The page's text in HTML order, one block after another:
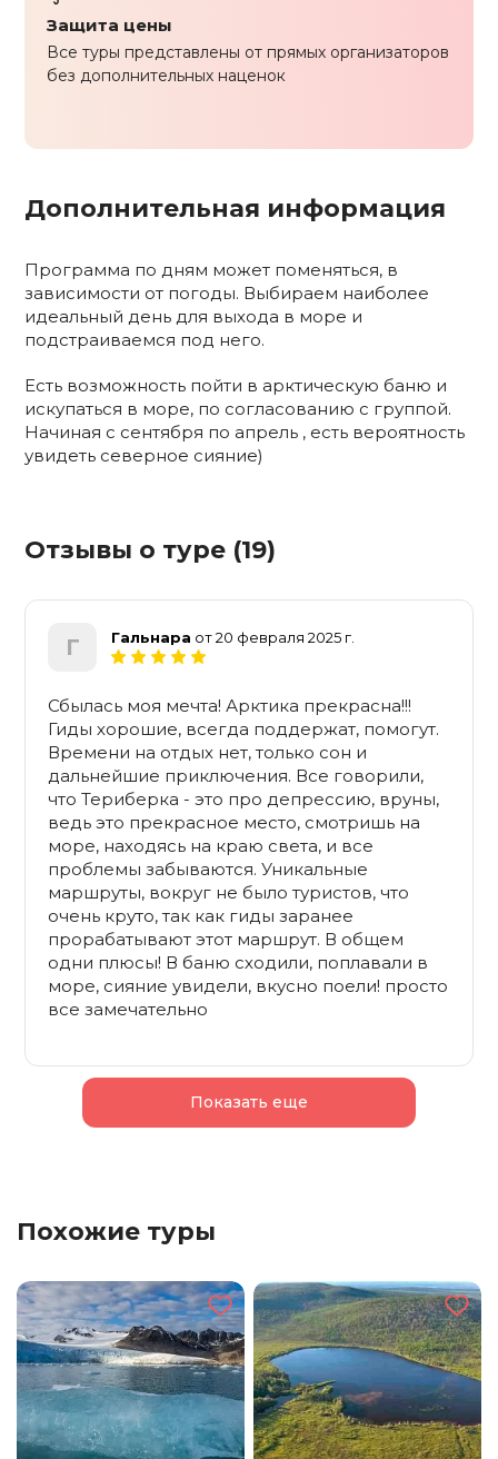
Защита цены
Все туры представлены от прямых организаторов
без дополнительных наценок
Дополнительная информация
Программа по дням может поменяться, в
зависимости от погоды. Выбираем наиболее
идеальный день для выхода в море и
подстраиваемся под него.
Есть возможность пойти в арктическую баню и
искупаться в море, по согласованию с группой.
Начиная с сентября по апрель , есть вероятность
увидеть северное сияние)
Отзывы о туре (19)
Г Гальнара от 20 февраля 2025 г.
Сбылась моя мечта! Арктика прекрасна!!!
Гиды хорошие, всегда поддержат, помогут.
Времени на отдых нет, только сон и
дальнейшие приключения. Все говорили,
что Териберка - это про депрессию, вруны,
ведь это прекрасное место, смотришь на
море, находясь на краю света, и все
проблемы забываются. Уникальные
маршруты, вокруг не было туристов, что
очень круто, так как гиды заранее
прорабатывают этот маршрут. В общем
одни плюсы! В баню сходили, поплавали в
море, сияние увидели, вкусно поели! просто
все замечательно
Показать еще
Похожие туры